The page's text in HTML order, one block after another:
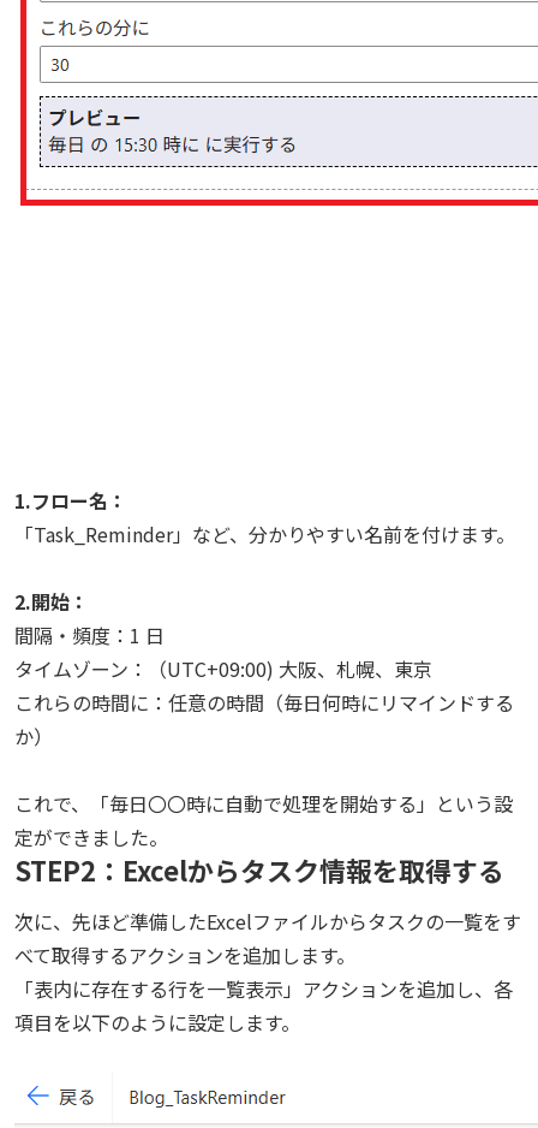
1.フロー名：
「Task_Reminder」など、分かりやすい名前を付けます。
2.開始：
間隔・頻度：1 日
タイムゾーン：（UTC+09:00) 大阪、札幌、東京
これらの時間に：任意の時間（毎日何時にリマインドする
か）
これで、「毎日〇〇時に自動で処理を開始する」という設
定ができました。
STEP2：Excelからタスク情報を取得する
次に、先ほど準備したExcelファイルからタスクの一覧をす
べて取得するアクションを追加します。
「表内に存在する行を一覧表示」アクションを追加し、各
項目を以下のように設定します。